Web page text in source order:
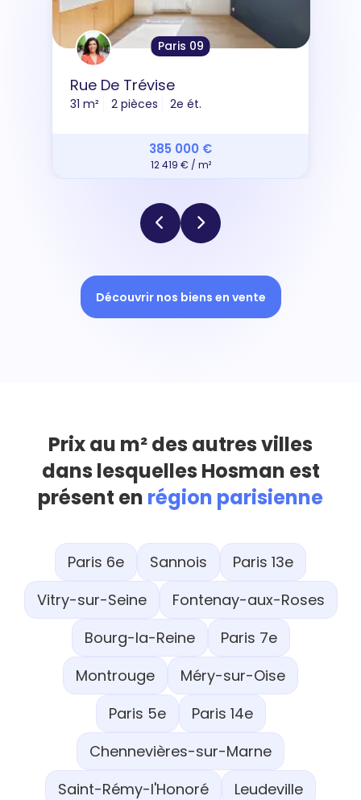
Paris 09
Rue De Trévise
31 m² 2 pièces 2e ét.
385 000 €
12 419 € / m²
Découvrir nos biens en vente
Prix au m² des autres villes
dans lesquelles Hosman est
présent en région parisienne
Paris 6e Sannois
Paris 13e
Vitry-sur-Seine
Fontenay-aux-Roses
Bourg-la-Reine
Paris 7e
Montrouge
Méry-sur-Oise
Paris 5e
Paris 14e
Chennevières-sur-Marne
Saint-Rémy-l'Honoré
Leudeville